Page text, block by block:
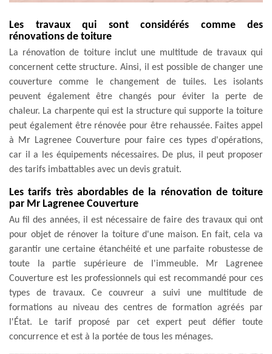
Les travaux qui sont considérés comme des
rénovations de toiture
La rénovation de toiture inclut une multitude de travaux qui
concernent cette structure. Ainsi, il est possible de changer une
couverture comme le changement de tuiles. Les isolants
peuvent également être changés pour éviter la perte de
chaleur. La charpente qui est la structure qui supporte la toiture
peut également être rénovée pour être rehaussée. Faites appel
à Mr Lagrenee Couverture pour faire ces types d'opérations,
car il a les équipements nécessaires. De plus, il peut proposer
des tarifs imbattables avec un devis gratuit.
Les tarifs très abordables de la rénovation de toiture
par Mr Lagrenee Couverture
Au fil des années, il est nécessaire de faire des travaux qui ont
pour objet de rénover la toiture d'une maison. En fait, cela va
garantir une certaine étanchéité et une parfaite robustesse de
toute la partie supérieure de l'immeuble. Mr Lagrenee
Couverture est les professionnels qui est recommandé pour ces
types de travaux. Ce couvreur a suivi une multitude de
formations au niveau des centres de formation agréés par
l'État. Le tarif proposé par cet expert peut défier toute
concurrence et est à la portée de tous les ménages.